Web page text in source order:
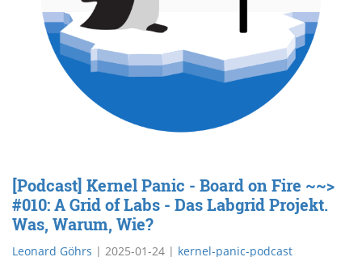
[Podcast] Kernel Panic - Board on Fire ~~>
#010: A Grid of Labs - Das Labgrid Projekt.
Was, Warum, Wie?
Leonard Göhrs | 2025-01-24 | kernel-panic-podcast